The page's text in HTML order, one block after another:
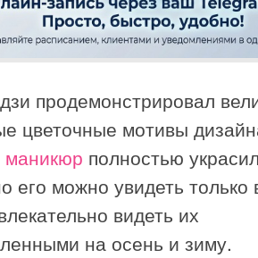
продемонстрировал
цветочные мотивы
полностью
его можно увидеть только
видеть их
на осень и зиму.